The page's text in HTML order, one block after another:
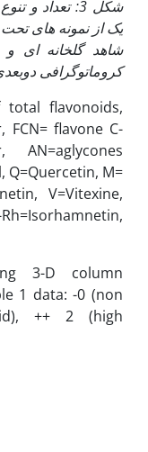
شکل 3: تعداد
یک از نمونه های تحت
شاهد گلخانه ای
کروماتوگرافی
total flavonoids,
FCN= flavone C-
AN=aglycones
Q=Quercetin, M=
V=Vitexine,
3-D column
1 data: -0 (non
++ 2 (high